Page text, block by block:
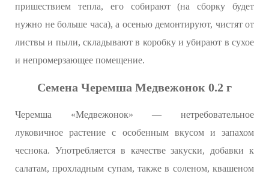
пришествием тепла, его собирают (на сборку будет
нужно не больше часа), а осенью демонтируют, чистят от
листвы и пыли, складывают в коробку и убирают в сухое
и непромерзающее помещение.
Семена Черемша Медвежонок 0.2 г
Черемша «Медвежонок» — нетребовательное
луковичное растение с особенным вкусом и запахом
чеснока. Употребляется в качестве закуски, добавки к
салатам, прохладным супам, также в соленом, квашеном